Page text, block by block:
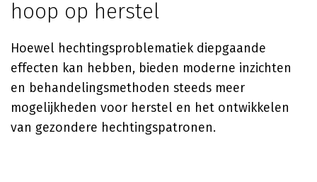
hoop op herstel
Hoewel hechtingsproblematiek diepgaande
effecten kan hebben, bieden moderne inzichten
en behandelingsmethoden steeds meer
mogelijkheden voor herstel en het ontwikkelen
van gezondere hechtingspatronen.